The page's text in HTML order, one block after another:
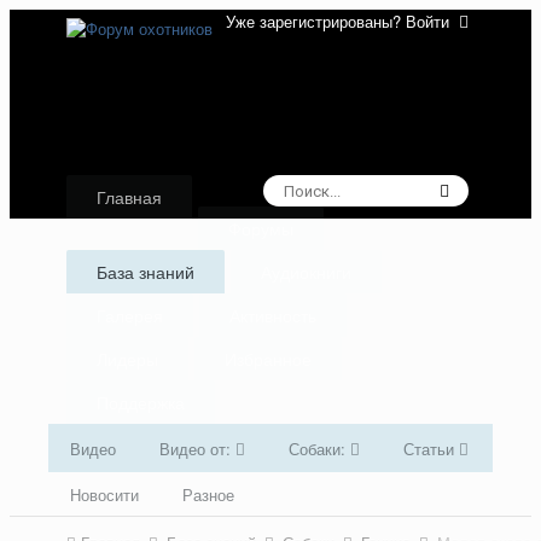
Уже зарегистрированы? Войти
Главная
База знаний
Видео Видео от: Собаки:
Статьи
Новосити
Разное